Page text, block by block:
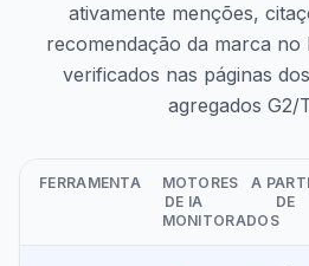
ativamente menções,
recomendação da marca no
verificados nas páginas
agregados G2/
FERRAMENTA
MOTORES
DE IA
MONITORADOS
A
DE